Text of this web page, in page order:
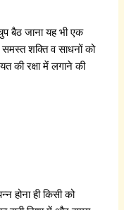
बैठ जाना यह भी एक
शक्ति व साधनों को
की रक्षा में लगाने की
होना ही किसी को